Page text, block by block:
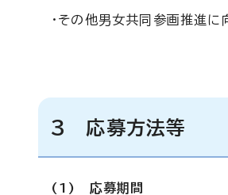
・その他男女共同参画推進に
3 応募方法等
(1) 応募期間